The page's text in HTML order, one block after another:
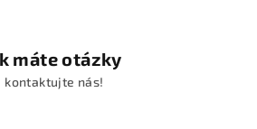
máte otázky
kontaktujte nás!